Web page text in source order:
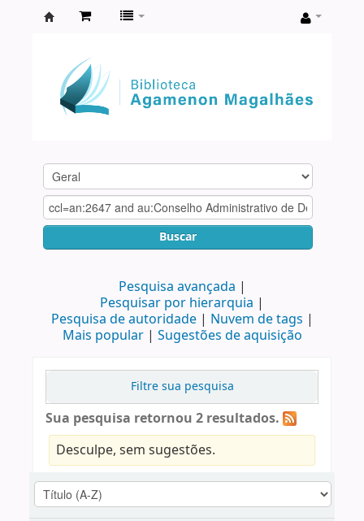
Agamenon
Magalhães
Buscar
Pesquisa avançada
Pesquisar por hierarquia
Pesquisa de autoridade
Nuvem de tags
Mais popular
Sugestões de aquisição
Filtre sua pesquisa
Sua pesquisa retornou 2 resultados.
Desculpe, sem sugestões.